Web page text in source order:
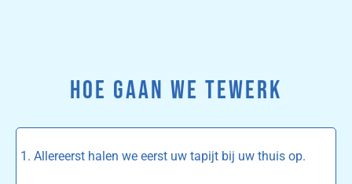
HOE GAAN WE TEWERK
1. Allereerst halen we eerst uw tapijt bij uw thuis op.